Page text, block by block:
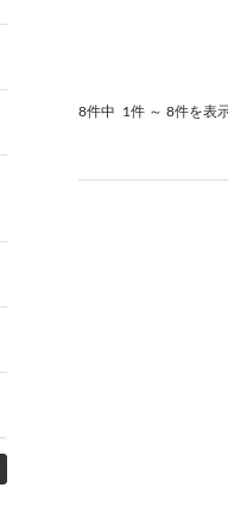
8件中 1件 ～ 8件を表